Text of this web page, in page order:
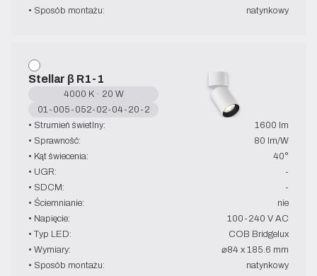
• Sposób montażu:
natynkowy
Stellar β R1-1
4000 K · 20 W
01-005-052-02-04-20-2
• Strumień świetlny:
1600 lm
• Sprawność:
80 lm/W
• Kąt świecenia:
40°
• UGR:
-
• SDCM:
-
• Ściemnianie:
nie
• Napięcie:
100-240 V AC
• Typ LED:
COB Bridgelux
• Wymiary:
⌀84 x 185.6 mm
• Sposób montażu:
natynkowy